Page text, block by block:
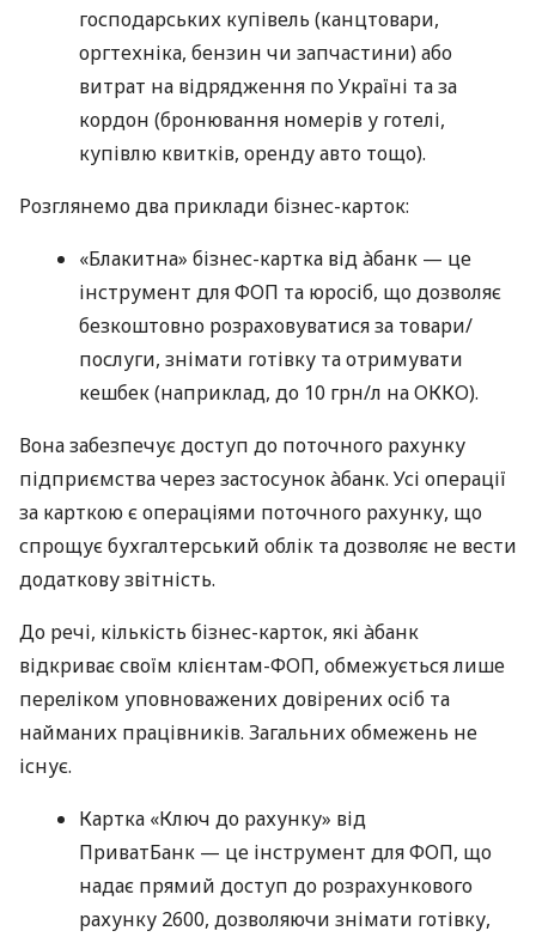
господарських купівель (канцтовари,
оргтехніка, бензин чи запчастини) або
витрат на відрядження по Україні та за
кордон (бронювання номерів у готелі,
купівлю квитків, оренду авто тощо).
Розглянемо два приклади бізнес-карток:
«Блакитна» бізнес-картка від àбанк — це
інструмент для ФОП та юросіб, що дозволяє
безкоштовно розраховуватися за товари/
послуги, знімати готівку та отримувати
кешбек (наприклад, до 10 грн/л на ОККО).
Вона забезпечує доступ до поточного рахунку
підприємства через застосунок àбанк. Усі операції
за карткою є операціями поточного рахунку, що
спрощує бухгалтерський облік та дозволяє не вести
додаткову звітність.
До речі, кількість бізнес-карток, які àбанк
відкриває своїм клієнтам-ФОП, обмежується лише
переліком уповноважених довірених осіб та
найманих працівників. Загальних обмежень не
існує.
Картка «Ключ до рахунку» від
ПриватБанк — це інструмент для ФОП, що
надає прямий доступ до розрахункового
рахунку 2600, дозволяючи знімати готівку,